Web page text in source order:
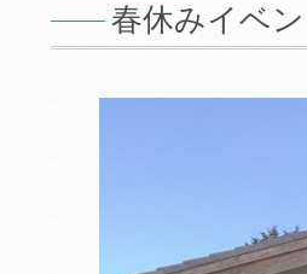
春休みイベ